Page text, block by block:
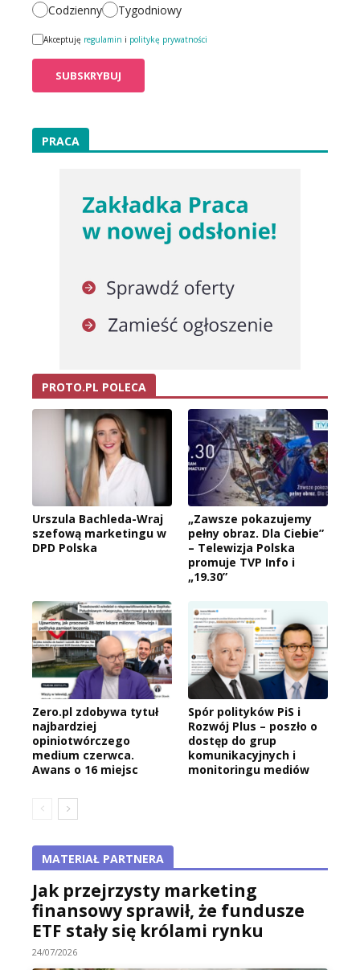
Codzienny Tygodniowy
Akceptuję regulamin i politykę prywatności
PRACA
PROTO.PL POLECA
Urszula Bachleda-Wraj
szefową marketingu w
DPD Polska
„Zawsze pokazujemy
pełny obraz. Dla Ciebie”
– Telewizja Polska
promuje TVP Info i
„19.30”
Zero.pl zdobywa tytuł
najbardziej
opiniotwórczego
medium czerwca.
Awans o 16 miejsc
Spór polityków PiS i
Rozwój Plus – poszło o
dostęp do grup
komunikacyjnych i
monitoringu mediów
MATERIAŁ PARTNERA
Jak przejrzysty marketing
finansowy sprawił, że fundusze
ETF stały się królami rynku
24/07/2026